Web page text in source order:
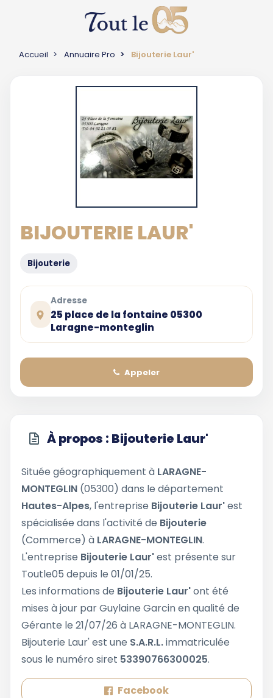
Accueil Annuaire Pro Bijouterie Laur'
BIJOUTERIE LAUR'
Bijouterie
Adresse
25 place de la fontaine 05300
Laragne-monteglin
Appeler
À propos : Bijouterie Laur'
Située géographiquement à LARAGNE-
MONTEGLIN (05300) dans le département
Hautes-Alpes, l'entreprise Bijouterie Laur'est
spécialisée dans l'activité de Bijouterie
(Commerce) à LARAGNE-MONTEGLIN.
L'entreprise Bijouterie Laur'est présente sur
Toutle05 depuis le 01/01/25.
Les informations de Bijouterie Laur'ont été
mises à jour par Guylaine Garcin en qualité de
Gérante le 21/07/26 à LARAGNE-MONTEGLIN.
Bijouterie Laur' est une S.A.R.L.immatriculée
sous le numéro siret 53390766300025.
Facebook